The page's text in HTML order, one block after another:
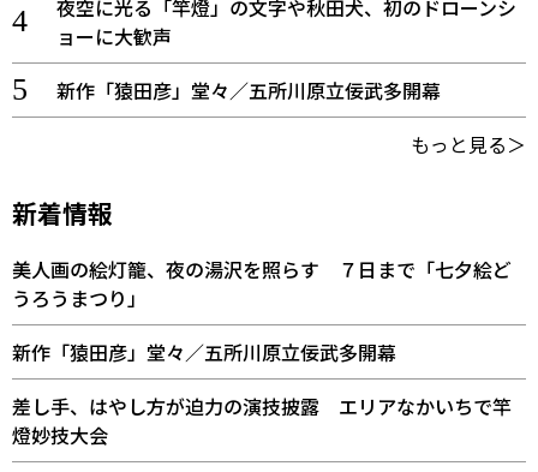
夜空に光る「竿燈」の文字や秋田犬、初のドローンシ
ョーに大歓声
新作「猿田彦」堂々／五所川原立佞武多開幕
もっと見る＞
新着情報
美人画の絵灯籠、夜の湯沢を照らす ７日まで「七夕絵ど
うろうまつり」
新作「猿田彦」堂々／五所川原立佞武多開幕
差し手、はやし方が迫力の演技披露 エリアなかいちで竿
燈妙技大会